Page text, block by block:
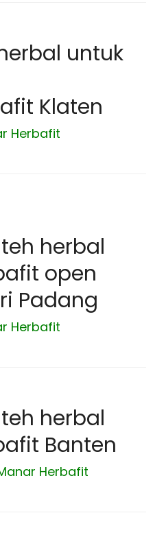
untuk
Klaten
Herbafit
herbal
open
Padang
Herbafit
herbal
Banten
Herbafit